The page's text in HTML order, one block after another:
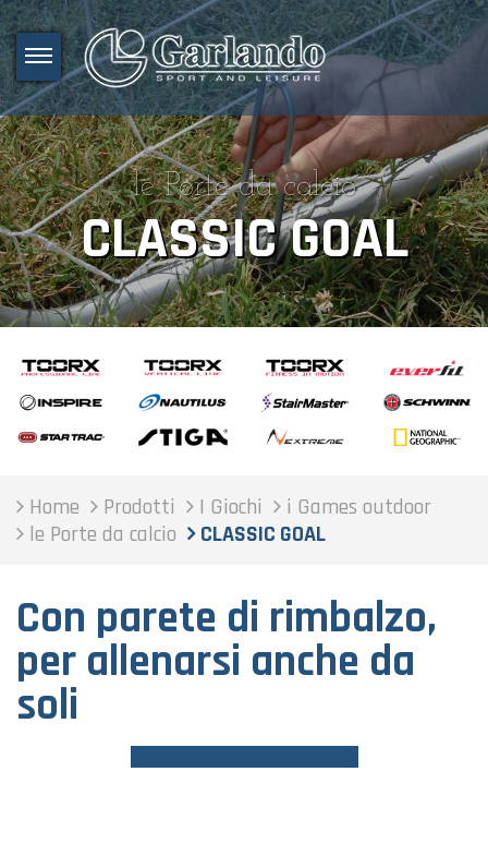
le Porte da calcio
CLASSIC GOAL
Home Prodotti I Giochi
i Games outdoor
le Porte da calcio
CLASSIC GOAL
Con parete di rimbalzo,
per allenarsi anche da
soli